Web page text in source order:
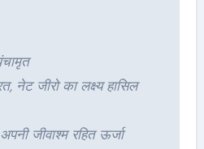
नेट जीरो का लक्ष्य हासिल
जीवाश्म रहित ऊर्जा